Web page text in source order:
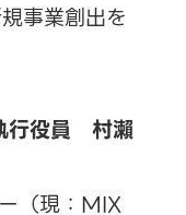
事業創出を
行役員 村瀨
（現：MIX